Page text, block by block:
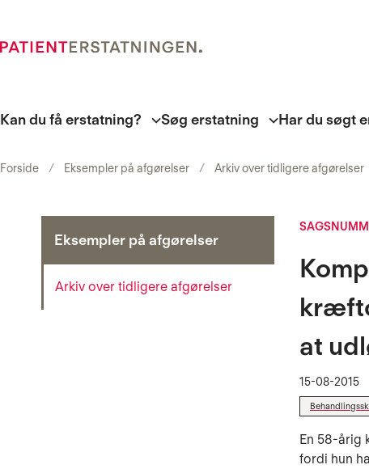
Kan du få erstatning? Søg erstatning Har du søgt
Forside Eksempler på afgørelser Arkiv over tidligere afgørelser
Eksempler på afgørelser
Arkiv over tidligere afgørelser
at
15-08-2015
En 58-årig
fordi hun